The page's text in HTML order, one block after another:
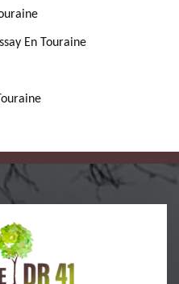
En Touraine